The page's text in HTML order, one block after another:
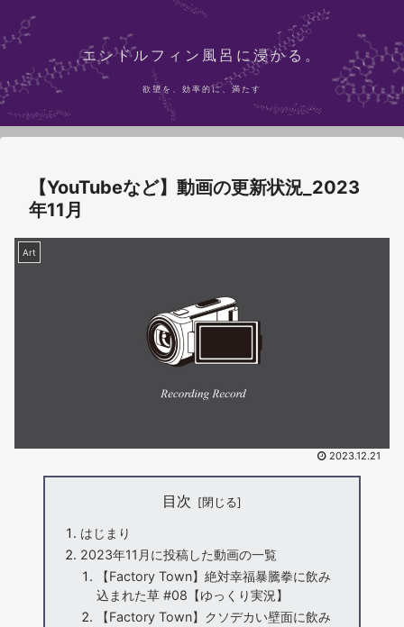
エンドルフィン風呂に浸かる。
欲望を、効率的に、満たす
【YouTubeなど】動画の更新状況_2023
年11月
Art
2023.12.21
目次
はじまり
2023年11月に投稿した動画の一覧
【Factory Town】絶対幸福暴騰拳に飲み
込まれた草 #08【ゆっくり実況】
【Factory Town】クソデカい壁面に飲み